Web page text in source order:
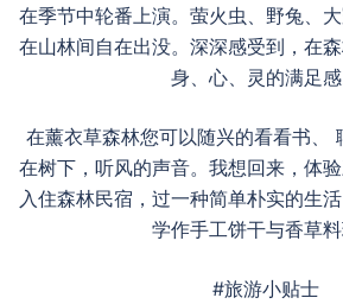
在季节中轮番上演。萤火虫、野兔、
在山林间自在出没。深深感受到，在
身、心、灵的满足感
在薰衣草森林您可以随兴的看看书、
在树下，听风的声音。我想回来，体
入住森林民宿，过一种简单朴实的生
学作手工饼干与香草料
#旅游小贴士